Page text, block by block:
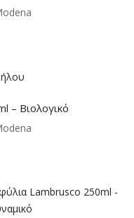
– Βιολογικό